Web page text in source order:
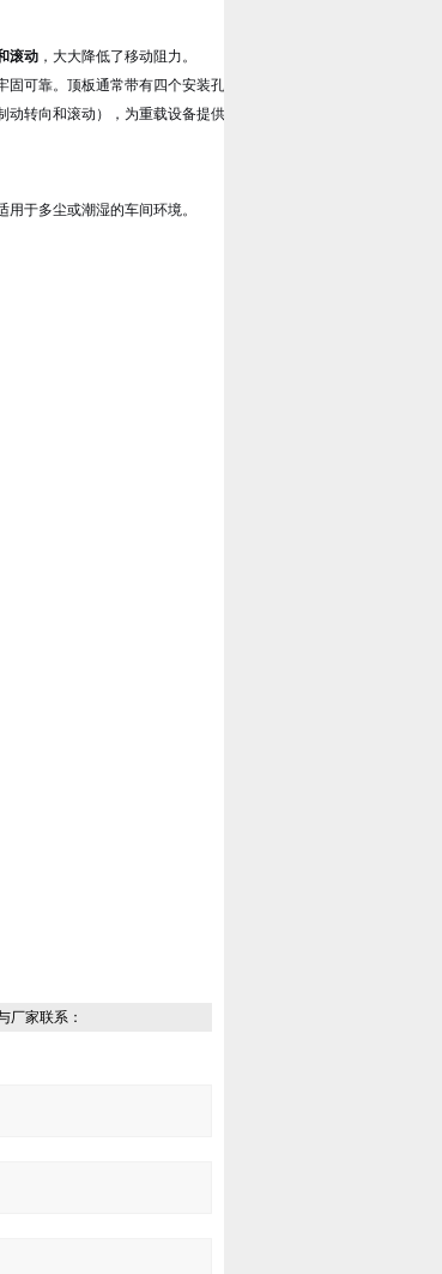
滚动 ，大大降低了移动阻力。
可靠。顶板通常带有四个安装孔，符合标准尺寸，便于安装。
转向和滚动），为重载设备提供静止状态下的安全锁定。
于多尘或潮湿的车间环境。
厂家联系：